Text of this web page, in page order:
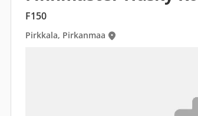
F150
Pirkkala, Pirkanmaa